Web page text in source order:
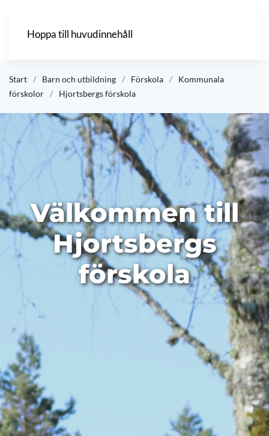
Hoppa till huvudinnehåll
Start Barn och utbildning Förskola
Kommunala
förskolor
Hjortsbergs förskola
Välkommen till
Hjortsbergs
förskola